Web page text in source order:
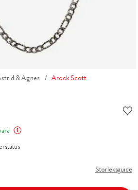
& Agnes Arock Scott
Storleksguide